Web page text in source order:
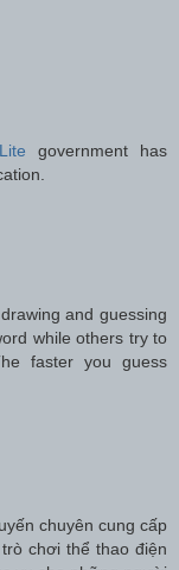
government has
and guessing
while others try to
faster you guess
chuyên cung cấp
chơi thể thao điện